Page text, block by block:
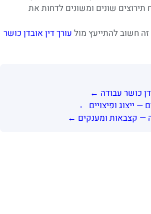
תירוצים שונים ומשונים לדחות את
זה חשוב להתייעץ מול עורך דין אובדן כושר
כושר עבודה ←
— ייצוג ופיצויים ←
— קצבאות ומענקים ←